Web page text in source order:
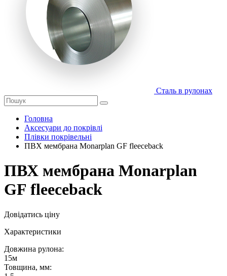
Сталь в рулонах
Головна
Аксесуари до покрівлі
Плівки покрівельні
ПВХ мембрана Monarplan GF fleeceback
ПВХ мембрана Monarplan
GF fleeceback
Довідатись ціну
Характеристики
Довжина рулона:
15м
Товщина, мм: